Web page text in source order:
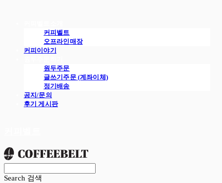
커피벨트
오프라인매장
커피이야기
원두주문
글쓰기주문 (계좌이체)
정기배송
공지/문의
후기 게시판
Search 검색